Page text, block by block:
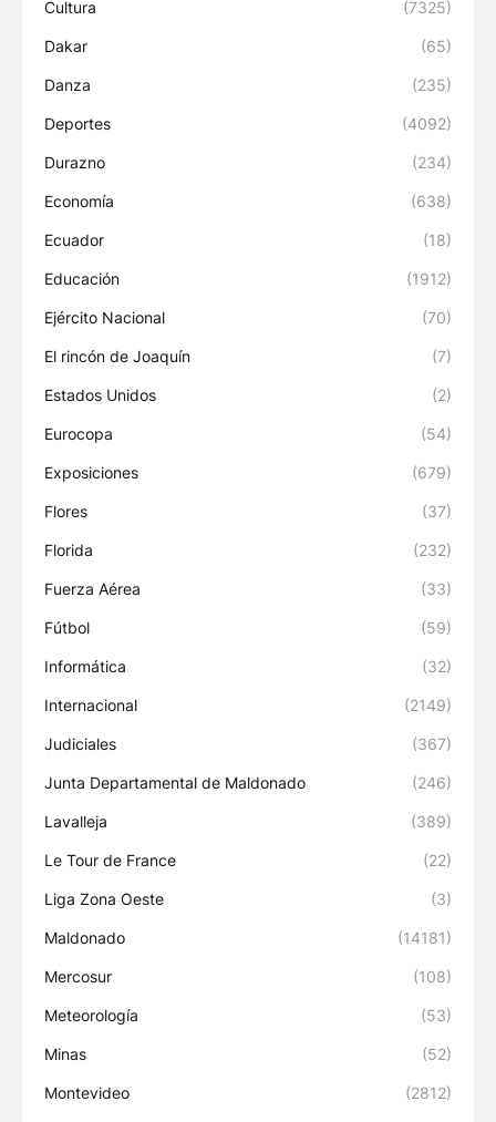
Cultura (7325)
Dakar (65)
Danza (235)
Deportes (4092)
Durazno (234)
Economía (638)
Ecuador (18)
Educación (1912)
Ejército Nacional (70)
El rincón de Joaquín (7)
Estados Unidos (2)
Eurocopa (54)
Exposiciones (679)
Flores (37)
Florida (232)
Fuerza Aérea (33)
Fútbol (59)
Informática (32)
Internacional (2149)
Judiciales (367)
Junta Departamental de Maldonado (246)
Lavalleja (389)
Le Tour de France (22)
Liga Zona Oeste (3)
Maldonado (14181)
Mercosur (108)
Meteorología (53)
Minas (52)
Montevideo (2812)